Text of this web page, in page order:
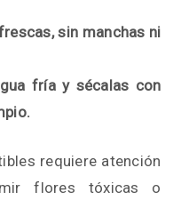
sin manchas ni
fría y sécalas con
requiere atención
flores tóxicas o